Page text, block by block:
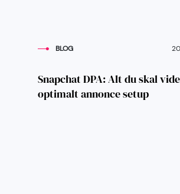
BLOG
Snapchat DPA: Alt du skal
optimalt annonce setup